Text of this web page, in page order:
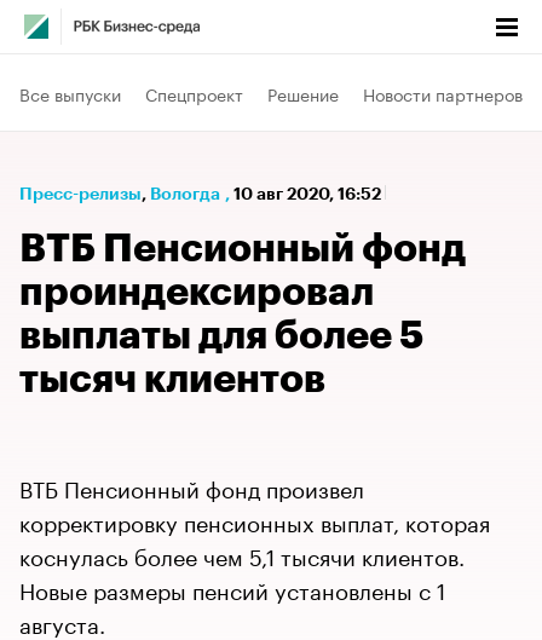
Все выпуски Спецпроект Решение Новости партнеров
Пресс-релизы⁠, Вологда , 10 авг 2020, 16:52
ВТБ Пенсионный фонд
проиндексировал
выплаты для более 5
тысяч клиентов
ВТБ Пенсионный фонд произвел
корректировку пенсионных выплат, которая
коснулась более чем 5,1 тысячи клиентов.
Новые размеры пенсий установлены с 1
августа.